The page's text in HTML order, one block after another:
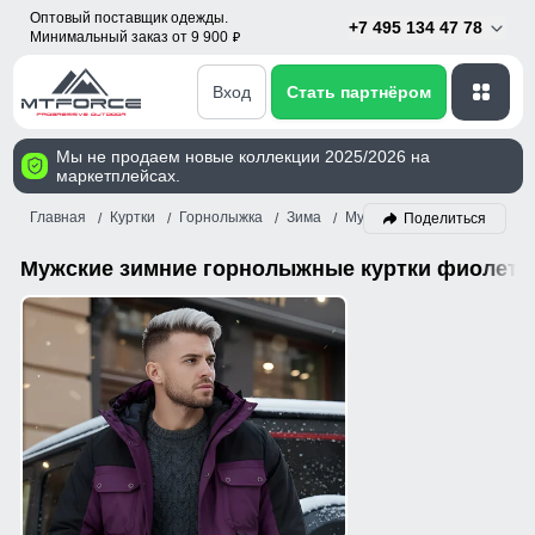
Оптовый поставщик одежды.
Минимальный заказ от 9 900 p
+7 495 134 47 78
Вход Стать партнёром
Мы не продаем новые коллекции 2025/2026 на
маркетплейсах.
Главная Куртки Горнолыжка Зима Мужской Фиолетовый
Поделиться
Мужские зимние горнолыжные куртки